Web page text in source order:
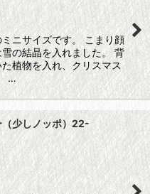
ニサイズです。 こまり顔
の結晶を入れました。 背
植物を入れ、クリスマス
…
少しノッポ）22-